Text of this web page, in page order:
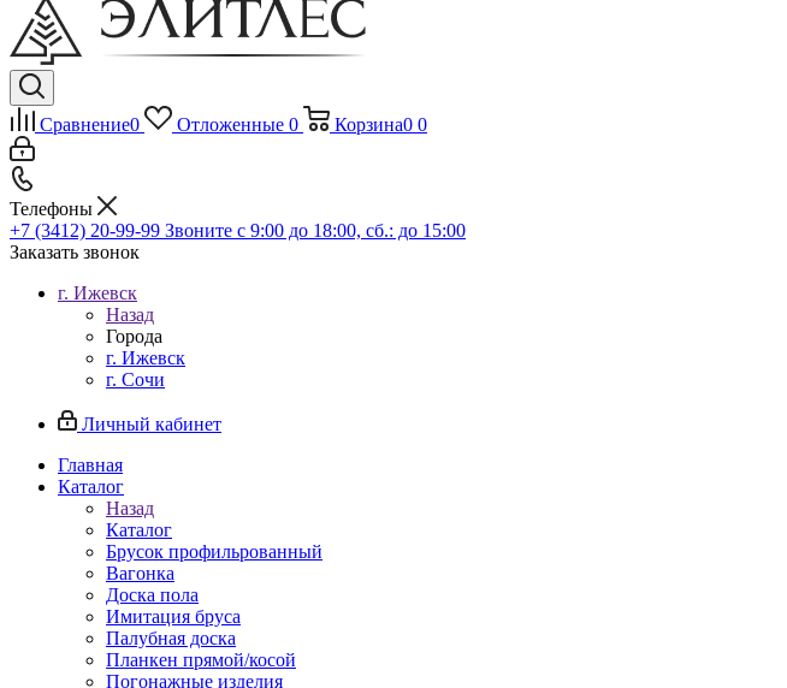
Сравнение0 Отложенные 0 Корзина0 0
Телефоны
+7 (3412) 20-99-99 Звоните с 9:00 до 18:00, сб.: до 15:00
Заказать звонок
г. Ижевск
Назад
Города
г. Ижевск
г. Сочи
Личный кабинет
Главная
Каталог
Назад
Каталог
Брусок профильрованный
Вагонка
Доска пола
Имитация бруса
Палубная доска
Планкен прямой/косой
Погонажные изделия